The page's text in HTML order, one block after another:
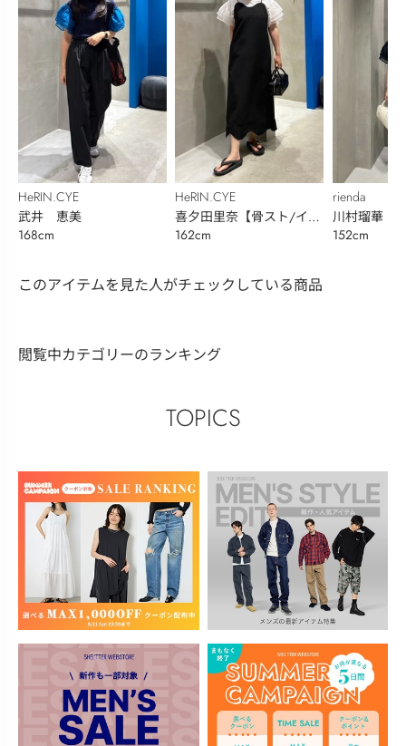
HeRIN.CYE
武井 恵美
168cm
HeRIN.CYE
喜夕田里奈【骨スト/イエ
ベ秋】
162cm
rienda
川村瑠華
152cm
このアイテムを見た人がチェックしている商品
閲覧中カテゴリーのランキング
TOPICS